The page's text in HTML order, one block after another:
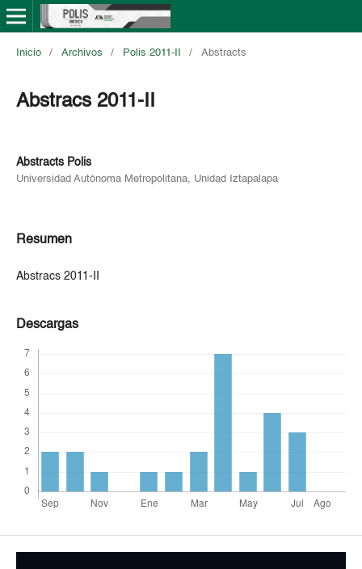
Inicio / Archivos / Polis 2011-II / Abstracts
Abstracs 2011-II
Abstracts Polis
Universidad Autónoma Metropolitana, Unidad Iztapalapa
Resumen
Abstracs 2011-II
Descargas